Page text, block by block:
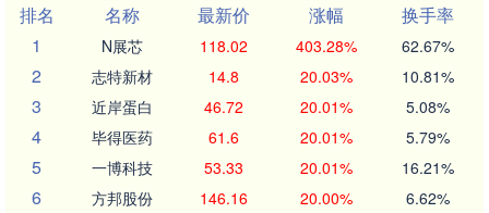
排名
名称 最新价 涨幅
换手率
1
N展芯 118.02 403.28% 62.67%
2 志特新材 14.8 20.03% 10.81%
3 近岸蛋白 46.72 20.01% 5.08%
4 毕得医药 61.6 20.01% 5.79%
5 一博科技 53.33 20.01% 16.21%
6 方邦股份 146.16 20.00% 6.62%